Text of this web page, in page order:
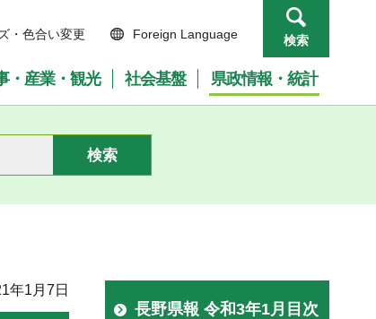
・色合い変更 Foreign Language 検索
・産業・観光 社会基盤 県政情報・統計
年1月7日
長野県報 令和3年1月目次